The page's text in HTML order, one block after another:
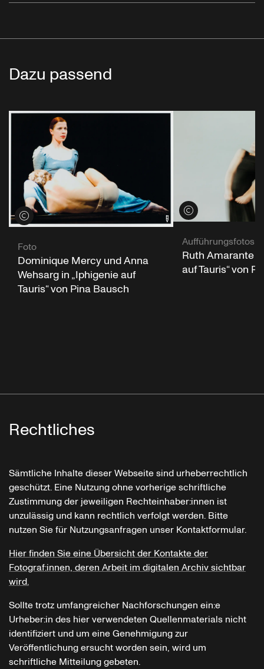
Dazu passend
Credits öffnen
Foto
Dominique Mercy und Anna
Wehsarg in „Iphigenie auf
Tauris“ von Pina Bausch
Credits öffnen
Aufführungsfotos
Ruth Amarante
auf Tauris“ von
Rechtliches
Sämtliche Inhalte dieser Webseite sind urheberrechtlich
geschützt. Eine Nutzung ohne vorherige schriftliche
Zustimmung der jeweiligen Rechteinhaber:innen ist
unzulässig und kann rechtlich verfolgt werden. Bitte
nutzen Sie für Nutzungsanfragen unser Kontaktformular.
Hier finden Sie eine Übersicht der Kontakte der
Fotograf:innen, deren Arbeit im digitalen Archiv sichtbar
wird.
Sollte trotz umfangreicher Nachforschungen ein:e
Urheber:in des hier verwendeten Quellenmaterials nicht
identifiziert und um eine Genehmigung zur
Veröffentlichung ersucht worden sein, wird um
schriftliche Mitteilung gebeten.